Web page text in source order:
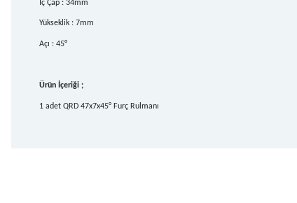
İç Çap : 34mm
Yükseklik : 7mm
Açı : 45°
Ürün İçeriği ;
1 adet QRD 47x7x45° Furç Rulmanı